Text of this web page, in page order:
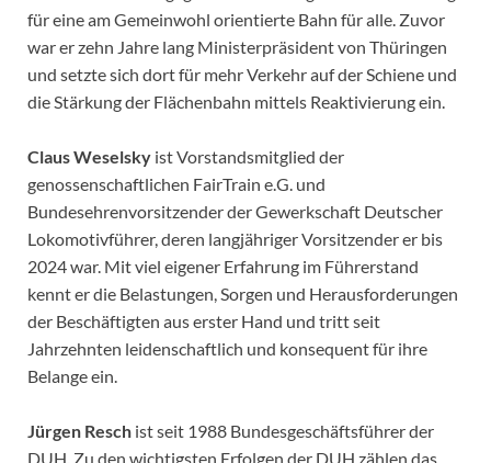
für eine am Gemeinwohl orientierte Bahn für alle. Zuvor
war er zehn Jahre lang Ministerpräsident von Thüringen
und setzte sich dort für mehr Verkehr auf der Schiene und
die Stärkung der Flächenbahn mittels Reaktivierung ein.
Claus Weselsky ist Vorstandsmitglied der
genossenschaftlichen FairTrain e.G. und
Bundesehrenvorsitzender der Gewerkschaft Deutscher
Lokomotivführer, deren langjähriger Vorsitzender er bis
2024 war. Mit viel eigener Erfahrung im Führerstand
kennt er die Belastungen, Sorgen und Herausforderungen
der Beschäftigten aus erster Hand und tritt seit
Jahrzehnten leidenschaftlich und konsequent für ihre
Belange ein.
Jürgen Resch ist seit 1988 Bundesgeschäftsführer der
DUH. Zu den wichtigsten Erfolgen der DUH zählen das